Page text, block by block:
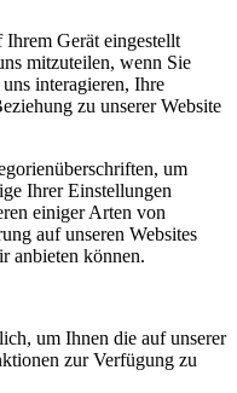
Gerät eingestellt
mitzuteilen, wenn Sie
interagieren, Ihre
zu unserer Website
um
Ihrer Einstellungen
einiger Arten von
auf unseren Websites
anbieten können.
um Ihnen die auf unserer
zur Verfügung zu